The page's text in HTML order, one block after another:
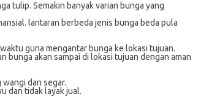
tulip. Semakin banyak varian bunga yang
lantaran berbeda jenis bunga beda pula
guna mengantar bunga ke lokasi tujuan.
bunga akan sampai di lokasi tujuan dengan aman
dan segar.
dan tidak layak jual.